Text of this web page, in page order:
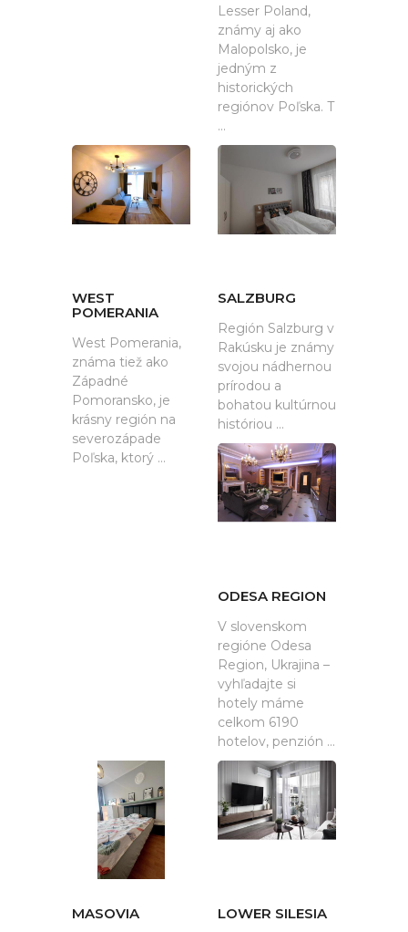
Lesser Poland,
známy aj ako
Malopolsko, je
jedným z
historických
regiónov Poľska. T
...
WEST
POMERANIA
West Pomerania,
známa tiež ako
Západné
Pomoransko, je
krásny región na
severozápade
Poľska, ktorý ...
SALZBURG
Región Salzburg v
Rakúsku je známy
svojou nádhernou
prírodou a
bohatou kultúrnou
históriou ...
ODESA REGION
V slovenskom
regióne Odesa
Region, Ukrajina –
vyhľadajte si
hotely máme
celkom 6190
hotelov, penzión ...
MASOVIA LOWER SILESIA